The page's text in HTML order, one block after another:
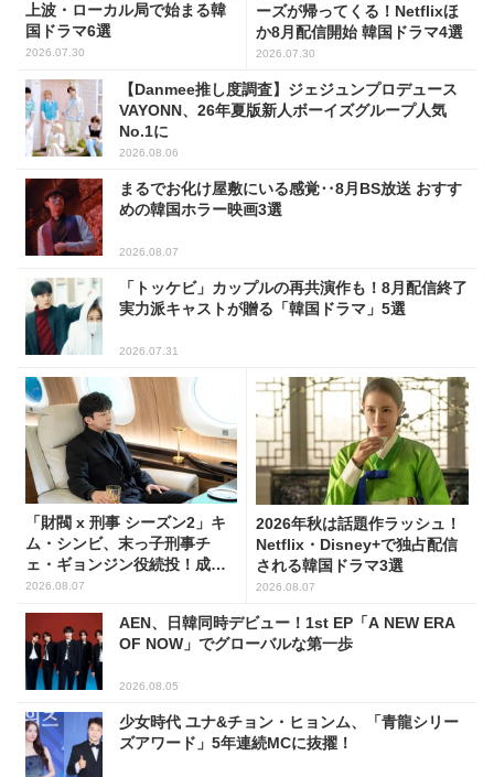
上波・ローカル局で始まる韓
国ドラマ6選
2026.07.30
ーズが帰ってくる！Netflixほ
か8月配信開始 韓国ドラマ4選
2026.07.30
【Danmee推し度調査】ジェジュンプロデュース
VAYONN、26年夏版新人ボーイズグループ人気
No.1に
2026.08.06
まるでお化け屋敷にいる感覚‥8月BS放送 おすす
めの韓国ホラー映画3選
2026.08.07
「トッケビ」カップルの再共演作も！8月配信終了
実力派キャストが贈る「韓国ドラマ」5選
2026.07.31
「財閥 x 刑事 シーズン2」キ
ム・シンビ、末っ子刑事チ
ェ・ギョンジン役続投！成長
した姿に注目
2026.08.07
2026年秋は話題作ラッシュ！
Netflix・Disney+で独占配信
される韓国ドラマ3選
2026.08.07
AEN、日韓同時デビュー！1st EP「A NEW ERA
OF NOW」でグローバルな第一歩
2026.08.05
少女時代 ユナ&チョン・ヒョンム、「青龍シリー
ズアワード」5年連続MCに抜擢！